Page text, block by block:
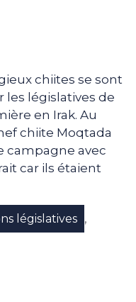
chiites se sont
les législatives de
en Irak. Au
chiite Moqtada
campagne avec
car ils étaient
législatives ,